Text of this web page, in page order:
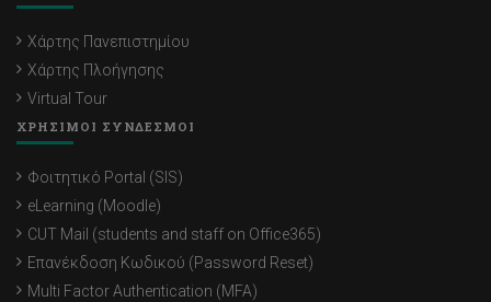
Χάρτης Πανεπιστημίου
Χάρτης Πλοήγησης
Virtual Tour
ΧΡΗΣΙΜΟΙ ΣΥΝΔΕΣΜΟΙ
Φοιτητικό Portal (SIS)
eLearning (Moodle)
CUT Mail (students and staff on Office365)
Επανέκδοση Κωδικού (Password Reset)
Multi Factor Authentication (MFA)